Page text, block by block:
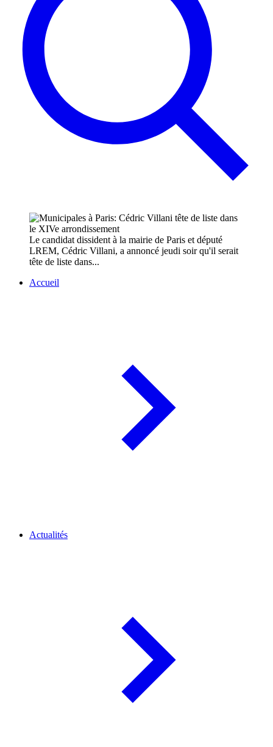
Le candidat dissident à la mairie de Paris et député
LREM, Cédric Villani, a annoncé jeudi soir qu'il serait
tête de liste dans...
Accueil
Actualités